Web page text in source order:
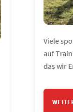
Viele
auf
das wir